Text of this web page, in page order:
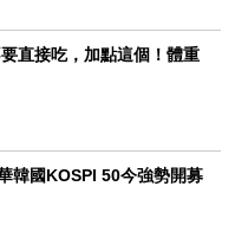
直接吃，加點這個！體重
韓國KOSPI 50今強勢開募